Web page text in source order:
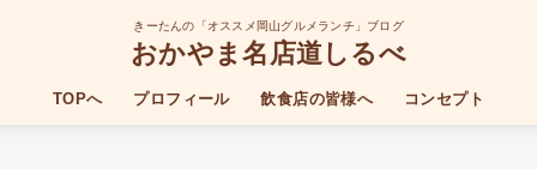
きーたんの「オススメ岡山グルメランチ」ブログ
おかやま名店道しるべ
TOPへ プロフィール 飲食店の皆様へ コンセプト